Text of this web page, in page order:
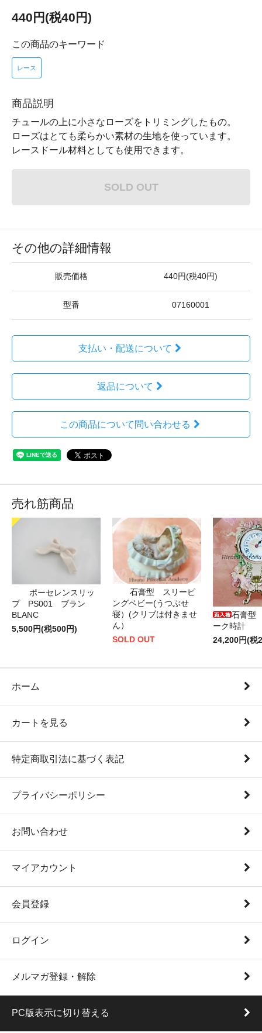
440円(税40円)
この商品のキーワード
レース
商品説明
チュールの上に小さなローズをトリミングしたもの。
ローズはとても柔らかい素材の生地を使っています。
レースドール材料としても使用できます。
SOLD OUT
その他の詳細情報
販売価格 440円(税40円)
型番 07160001
支払い・配送について
返品について
この商品について問い合わせる
売れ筋商品
ポーセレンスリッ
プ PS001 ブラン
BLANC
5,500円(税500円)
石膏型 スリーピ
ングベビー(うつぶせ
寝）(クリブは付きませ
ん）
SOLD OUT
石膏型
ーク時計
24,200円(税
ホーム
カートを見る
特定商取引法に基づく表記
プライバシーポリシー
お問い合わせ
マイアカウント
会員登録
ログイン
メルマガ登録・解除
PC版表示に切り替える